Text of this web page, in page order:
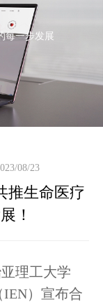
每一步发展
08/23
推生命医疗
！
理工大学
IEN）宣布合